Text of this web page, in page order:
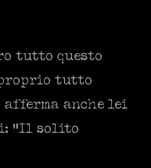
tutto questo
tutto
afferma anche lei
“Il solito